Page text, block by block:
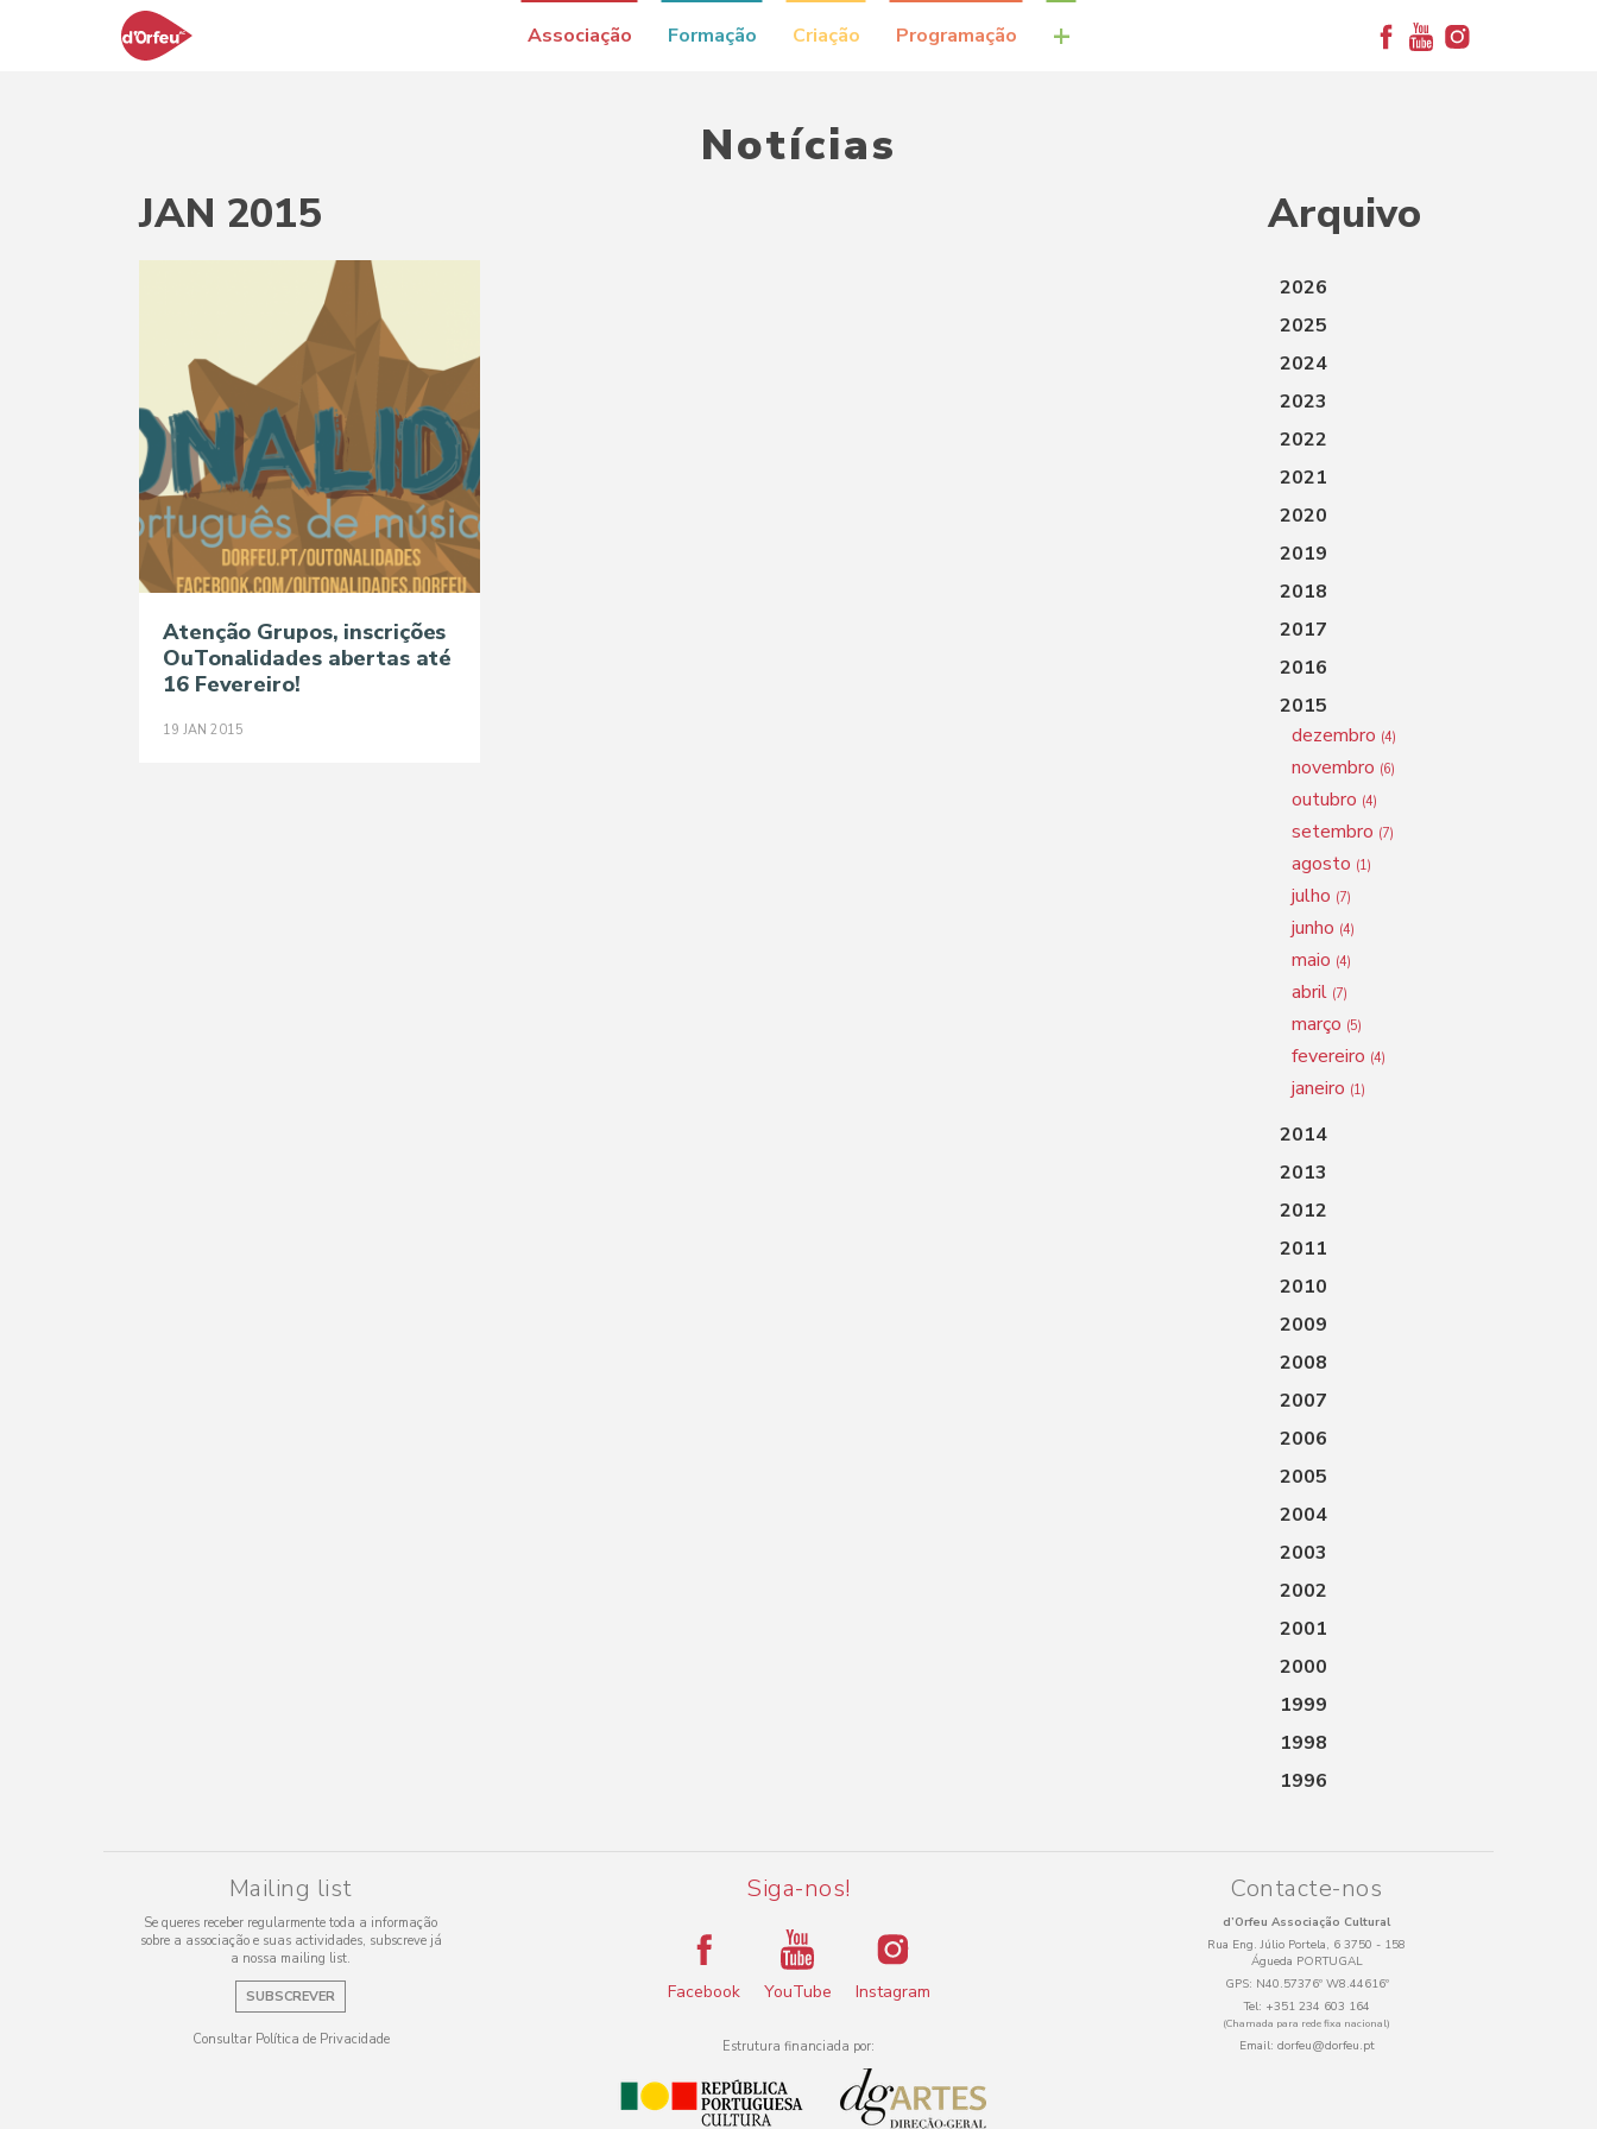
Associação Formação Criação Programação +
Notícias
JAN 2015
Atenção Grupos, inscrições
OuTonalidades abertas até
16 Fevereiro!
19 JAN 2015
Arquivo
2026
2025
2024
2023
2022
2021
2020
2019
2018
2017
2016
2015
dezembro (4)
novembro (6)
outubro (4)
setembro (7)
agosto (1)
julho (7)
junho (4)
maio (4)
abril (7)
março (5)
fevereiro (4)
janeiro (1)
2014
2013
2012
2011
2010
2009
2008
2007
2006
2005
2004
2003
2002
2001
2000
1999
1998
1996
Mailing list
Se queres receber regularmente toda a informação
sobre a associação e suas actividades, subscreve já
a nossa mailing list.
SUBSCREVER
Consultar Política de Privacidade
Siga-nos!
Facebook YouTube Instagram
Estrutura financiada por:
Contacte-nos
d’Orfeu Associação Cultural
Rua Eng. Júlio Portela, 6 3750 - 158
Águeda PORTUGAL
GPS: N40.57376º W8.44616º
Tel: +351 234 603 164
(Chamada para rede fixa nacional)
Email: dorfeu@dorfeu.pt